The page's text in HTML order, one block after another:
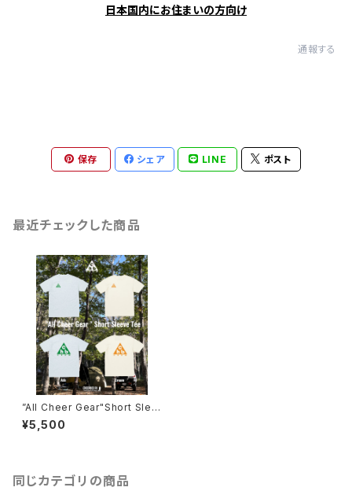
日本国内にお住まいの方向け
通報する
保存 シェア LINE ポスト
最近チェックした商品
”All Cheer Gear"Short Slee
ve Tee
¥5,500
同じカテゴリの商品